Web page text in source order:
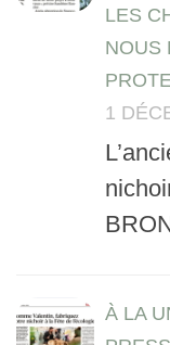
LES
NOUS
1
À LA